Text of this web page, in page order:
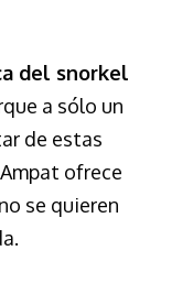
del snorkel
a sólo un
de estas
ofrece
se quieren